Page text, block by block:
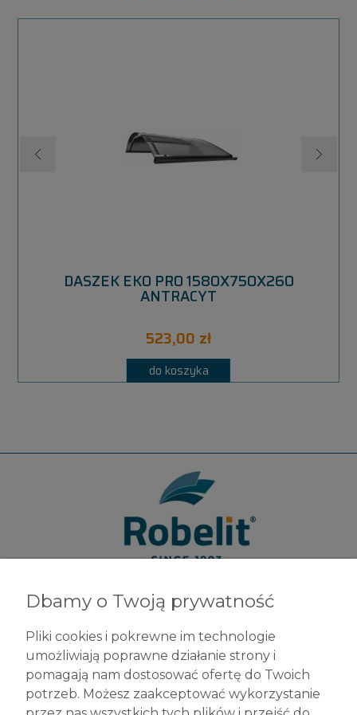
DASZEK EKO PRO 1580X750X260
ANTRACYT
523,00 zł
do koszyka
Robelit Sp. z o.o.
42-200 Częstochowa
tel. +48 (34) 377 42 98
info@robelit.pl
Dbamy o Twoją prywatność
Pliki cookies i pokrewne im technologie
umożliwiają poprawne działanie strony i
pomagają nam dostosować ofertę do Twoich
potrzeb. Możesz zaakceptować wykorzystanie